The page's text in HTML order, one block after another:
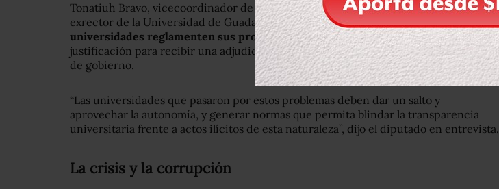
Tonatiuh Bravo, vicecoordinador de la bancada de Movimiento Ciudadano y
exrector de la Universidad de Guadalajara, aseguró que una posibilidad es quelas
universidades reglamenten sus procedimientospara que hagan pública la
justificación para recibir una adjudicación directa por parte de alguna institución
de gobierno.
“Las universidades que pasaron por estos problemas deben dar un salto y
aprovechar la autonomía, y generar normas que permita blindar la transparencia
universitaria frente a actos ilícitos de esta naturaleza”, dijo el diputado en entrevista.
La crisis y la corrupción